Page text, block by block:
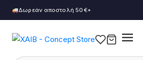
Δωρεάν αποστολή 50€+